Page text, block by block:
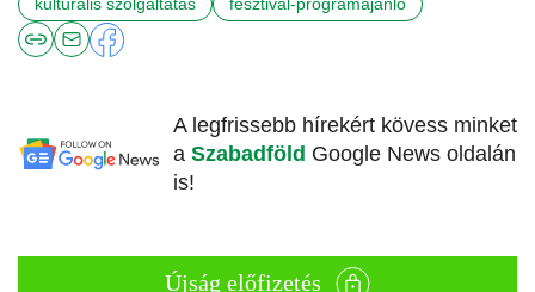
kulturális szolgáltatás fesztivál-programajánló
A legfrissebb hírekért kövess minket
a Szabadföld Google News oldalán
is!
Újság előfizetés